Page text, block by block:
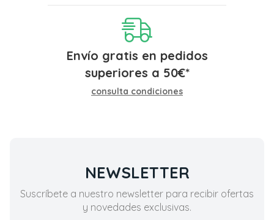
Envío gratis en pedidos
superiores a 50€*
consulta condiciones
NEWSLETTER
Suscríbete a nuestro newsletter para recibir ofertas
y novedades exclusivas.